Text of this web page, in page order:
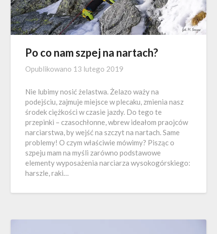
Po co nam szpej na nartach?
Opublikowano 13 lutego 2019
Nie lubimy nosić żelastwa. Żelazo waży na
podejściu, zajmuje miejsce w plecaku, zmienia nasz
środek ciężkości w czasie jazdy. Do tego te
przepinki – czasochłonne, wbrew ideałom praojców
narciarstwa, by wejść na szczyt na nartach. Same
problemy! O czym właściwie mówimy? Pisząc o
szpeju mam na myśli zarówno podstawowe
elementy wyposażenia narciarza wysokogórskiego:
harszle, raki…